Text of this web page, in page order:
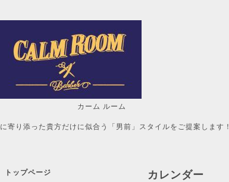
カーム ルーム
自分だけの「男前」を
に寄り添った貴方だけに似合う「男前」スタイルをご提案します！
カレンダー
トップページ